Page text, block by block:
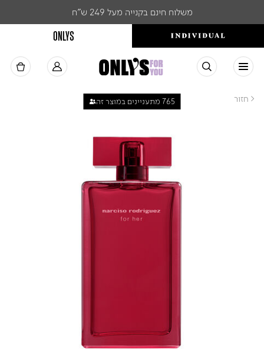
משלוח חינם בקנייה מעל 249 ש"ח
ONLYS
< חזור 765 מתעניינים במוצר זה